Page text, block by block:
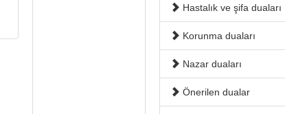
Hastalık ve şifa duaları
Korunma duaları
Nazar duaları
Önerilen dualar